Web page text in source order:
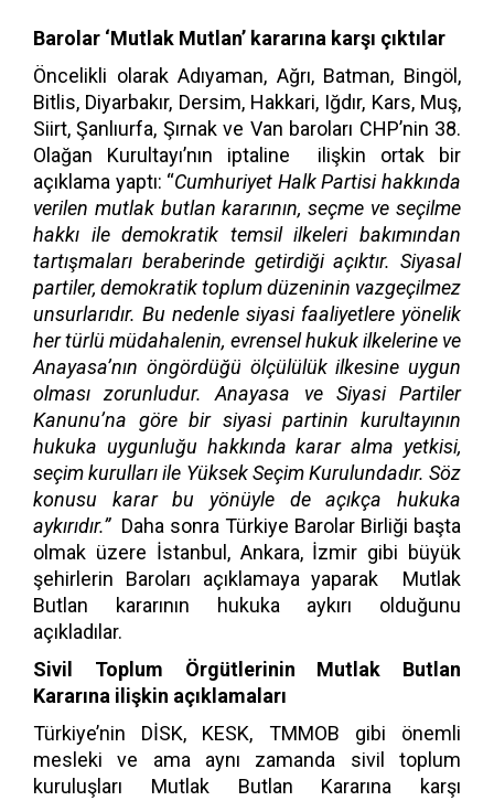
Barolar ‘Mutlak Mutlan’ kararına karşı çıktılar
Öncelikli olarak Adıyaman, Ağrı, Batman, Bingöl,
Bitlis, Diyarbakır, Dersim, Hakkari, Iğdır, Kars, Muş,
Siirt, Şanlıurfa, Şırnak ve Van baroları CHP’nin 38.
Olağan Kurultayı’nın iptaline ilişkin ortak bir
açıklama yaptı: “Cumhuriyet Halk Partisi hakkında
verilen mutlak butlan kararının, seçme ve seçilme
hakkı ile demokratik temsil ilkeleri bakımından
tartışmaları beraberinde getirdiği açıktır. Siyasal
partiler, demokratik toplum düzeninin vazgeçilmez
unsurlarıdır. Bu nedenle siyasi faaliyetlere yönelik
her türlü müdahalenin, evrensel hukuk ilkelerine ve
Anayasa’nın öngördüğü ölçülülük ilkesine uygun
olması zorunludur. Anayasa ve Siyasi Partiler
Kanunu’na göre bir siyasi partinin kurultayının
hukuka uygunluğu hakkında karar alma yetkisi,
seçim kurulları ile Yüksek Seçim Kurulundadır. Söz
konusu karar bu yönüyle de açıkça hukuka
aykırıdır.”Daha sonra Türkiye Barolar Birliği başta
olmak üzere İstanbul, Ankara, İzmir gibi büyük
şehirlerin Baroları açıklamaya yaparak Mutlak
Butlan kararının hukuka aykırı olduğunu
açıkladılar.
Sivil Toplum Örgütlerinin Mutlak Butlan
Kararına ilişkin açıklamaları
Türkiye’nin DİSK, KESK, TMMOB gibi önemli
mesleki ve ama aynı zamanda sivil toplum
kuruluşları Mutlak Butlan Kararına karşı